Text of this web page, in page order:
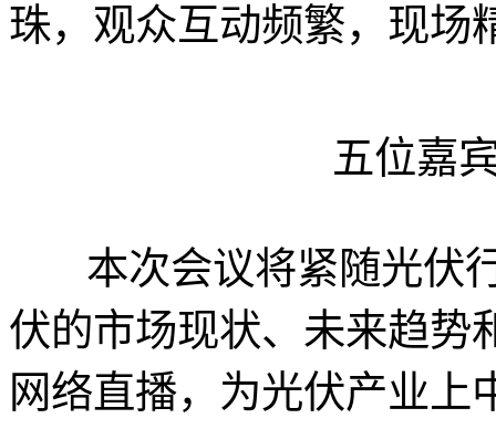
珠，观众互动频繁，现场
五位嘉
本次会议将紧随光伏行
伏的市场现状、未来趋势
网络直播，为光伏产业上